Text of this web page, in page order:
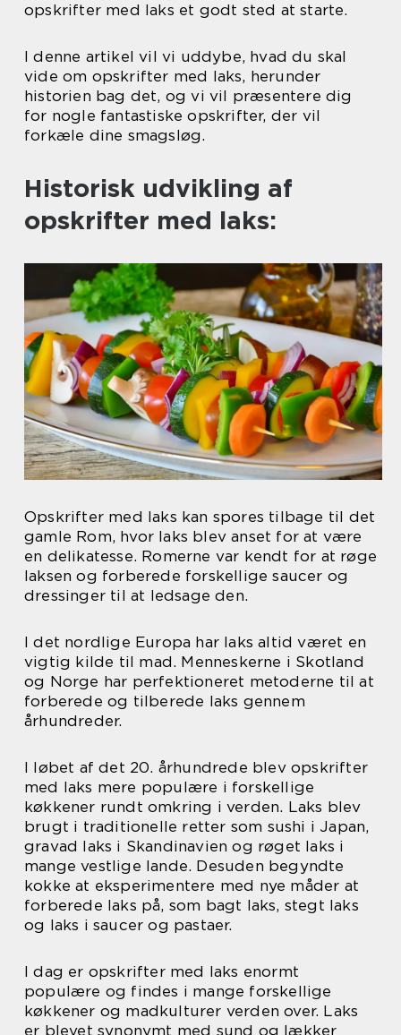
opskrifter med laks et godt sted at starte.
I denne artikel vil vi uddybe, hvad du skal
vide om opskrifter med laks, herunder
historien bag det, og vi vil præsentere dig
for nogle fantastiske opskrifter, der vil
forkæle dine smagsløg.
Historisk udvikling af
opskrifter med laks:
Opskrifter med laks kan spores tilbage til det
gamle Rom, hvor laks blev anset for at være
en delikatesse. Romerne var kendt for at røge
laksen og forberede forskellige saucer og
dressinger til at ledsage den.
I det nordlige Europa har laks altid været en
vigtig kilde til mad. Menneskerne i Skotland
og Norge har perfektioneret metoderne til at
forberede og tilberede laks gennem
århundreder.
I løbet af det 20. århundrede blev opskrifter
med laks mere populære i forskellige
køkkener rundt omkring i verden. Laks blev
brugt i traditionelle retter som sushi i Japan,
gravad laks i Skandinavien og røget laks i
mange vestlige lande. Desuden begyndte
kokke at eksperimentere med nye måder at
forberede laks på, som bagt laks, stegt laks
og laks i saucer og pastaer.
I dag er opskrifter med laks enormt
populære og findes i mange forskellige
køkkener og madkulturer verden over. Laks
er blevet synonymt med sund og lækker